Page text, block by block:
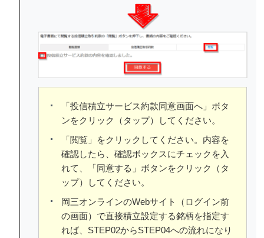
「投信積立サービス約款同意画面へ」ボタ
ンをクリック（タップ）してください。
「閲覧」をクリックしてください。内容を
確認したら、確認ボックスにチェックを入
れて、「同意する」ボタンをクリック（タ
ップ）してください。
岡三オンラインのWebサイト（ログイン前
の画面）で直接積立設定する銘柄を指定す
れば、STEP02からSTEP04への流れになり